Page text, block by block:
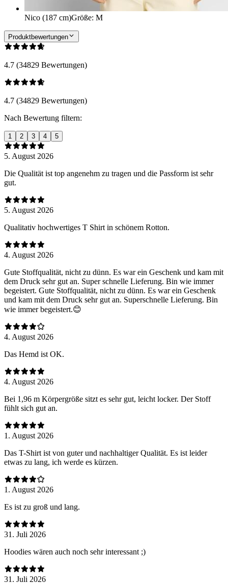
Nico (187 cm)Größe: M
Produktbewertungen
4.7 (34829 Bewertungen)
4.7 (34829 Bewertungen)
Nach Bewertung filtern:
1 2 3 4 5
5. August 2026
Die Qualität ist top angenehm zu tragen und die Passform ist sehr
gut.
5. August 2026
Qualitativ hochwertiges T Shirt in schönem Rotton.
4. August 2026
Gute Stoffqualität, nicht zu dünn. Es war ein Geschenk und kam mit
dem Druck sehr gut an. Super schnelle Lieferung. Bin wie immer
begeistert. Gute Stoffqualität, nicht zu dünn. Es war ein Geschenk
und kam mit dem Druck sehr gut an. Superschnelle Lieferung. Bin
wie immer begeistert.😊
4. August 2026
Das Hemd ist OK.
4. August 2026
Bei 1,96 m Körpergröße sitzt es sehr gut, leicht locker. Der Stoff
fühlt sich gut an.
1. August 2026
Das T-Shirt ist von guter und nachhaltiger Qualität. Es ist leider
etwas zu lang, ich werde es kürzen.
1. August 2026
Es ist zu groß und lang.
31. Juli 2026
Hoodies wären auch noch sehr interessant ;)
31. Juli 2026